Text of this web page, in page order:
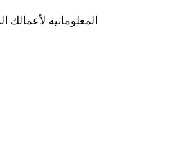
المعلوماتية لأعمالك